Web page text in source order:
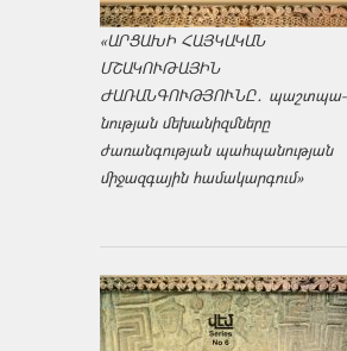
«ԱՐՑԱԽԻ ՀԱՅԿԱԿԱՆ
ՄՇԱԿՈՒԹԱՅԻՆ
ԺԱՌԱՆԳՈՒԹՅՈՒՆԸ․ պաշտպա­
նության մեխանիզմները
ժառանգության պահպանության
միջազ­գային համակարգում»